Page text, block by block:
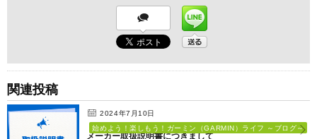
関連投稿
2024年7月10日
始めよう！楽しもう！ガーミン（GARMIN）ライフ ～ブログ～
メーカー取扱説明書につきまして